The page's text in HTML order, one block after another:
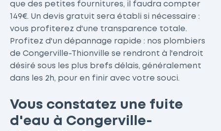
que des petites fournitures, il faudra compter
149€. Un devis gratuit sera établi si nécessaire :
vous profiterez d'une transparence totale.
Profitez d'un dépannage rapide : nos plombiers
de Congerville-Thionville se rendront à l'endroit
désiré sous les plus brefs délais, généralement
dans les 2h, pour en finir avec votre souci.
Vous constatez une fuite
d'eau à Congerville-